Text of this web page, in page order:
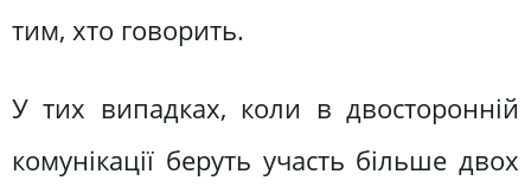
тим, хто говорить.
У тих випадках, коли в двосторонній
комунікації беруть участь більше двох